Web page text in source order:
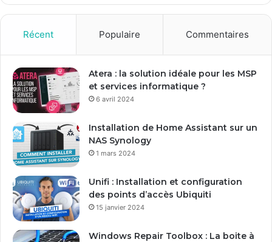
z
r
e
a
d
s
e
m
a
Récent Populaire Commentaires
Atera : la solution idéale pour les MSP
et services informatique ?
6 avril 2024
Installation de Home Assistant sur un
NAS Synology
1 mars 2024
Unifi : Installation et configuration
des points d’accès Ubiquiti
15 janvier 2024
Windows Repair Toolbox : La boite à